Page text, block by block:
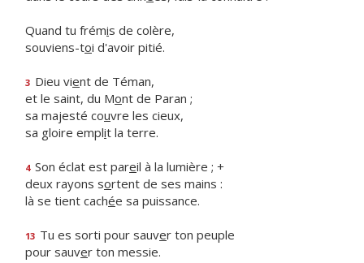
Quand tu frémis de colère,
souviens-toi d'avoir pitié.
3 Dieu vient de Téman,
et le saint, du Mont de Paran ;
sa majesté couvre les cieux,
sa gloire emplit la terre.
4 Son éclat est pareil à la lumière ; +
deux rayons sortent de ses mains :
là se tient cachée sa puissance.
13 Tu es sorti pour sauver ton peuple
pour sauver ton messie.